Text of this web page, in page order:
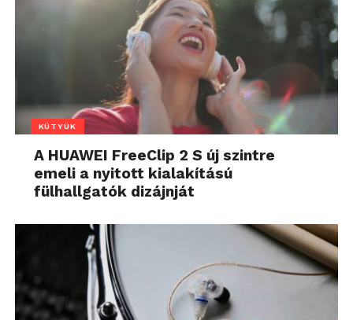
KÜTYÜK
A HUAWEI FreeClip 2 S új szintre
emeli a nyitott kialakítású
fülhallgatók dizájnját